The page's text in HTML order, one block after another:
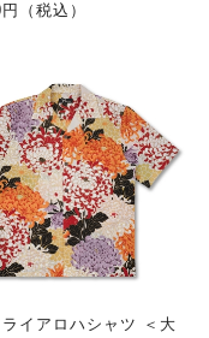
（税込）
イアロハシャツ ＜大